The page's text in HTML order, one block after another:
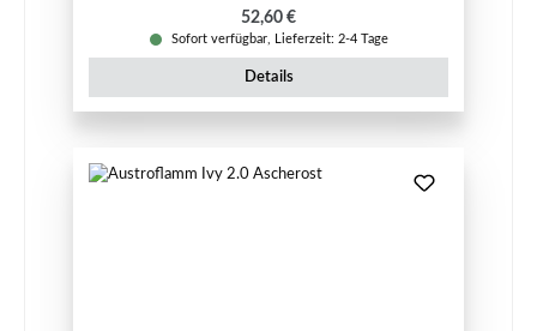
Regulärer Preis:
52,60 €
Sofort verfügbar, Lieferzeit: 2-4 Tage
Details